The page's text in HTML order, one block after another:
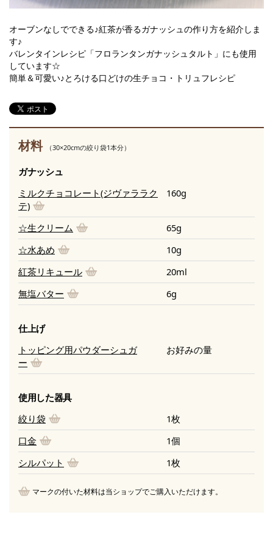
オーブンなしでできる♪紅茶が香るガナッシュの作り方を紹介しま
す♪
バレンタインレシピ「フロランタンガナッシュタルト」にも使用
しています☆
簡単＆可愛い♪とろける口どけの生チョコ・トリュフレシピ
材料 （30×20cmの絞り袋1本分）
ガナッシュ
ミルクチョコレート(ジヴァララク
テ)
160g
☆生クリーム
65g
☆水あめ
10g
紅茶リキュール
20ml
無塩バター
6g
仕上げ
トッピング用パウダーシュガ
ー
お好みの量
使用した器具
絞り袋
1枚
口金
1個
シルパット
1枚
マークの付いた材料は当ショップでご購入いただけます。